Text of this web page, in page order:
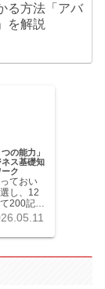
る方法「アバ
を解説
の能力」
ス基礎知
ク
ておい
し、12
200記事
。各記